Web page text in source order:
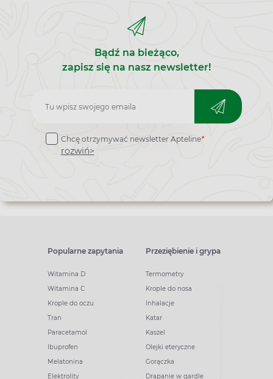
Bądź na bieżąco,
zapisz się na nasz newsletter!
Zapisz
do
newslettera
Chcę otrzymywać newsletter Apteline*
rozwiń>
Popularne zapytania
Witamina D
Witamina C
Krople do oczu
Tran
Paracetamol
Ibuprofen
Melatonina
Elektrolity
Przeziębienie i grypa
Termometry
Krople do nosa
Inhalacje
Katar
Kaszel
Olejki eteryczne
Gorączka
Drapanie w gardle